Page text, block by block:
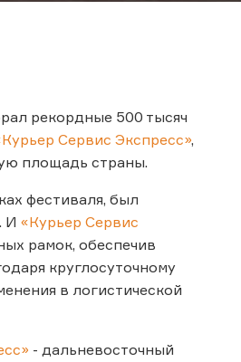
рекордные 500 тысяч
Сервис Экспресс»,
площадь страны.
фестиваля, был
И «Курьер Сервис
рамок, обеспечив
круглосуточному
в логистической
- дальневосточный